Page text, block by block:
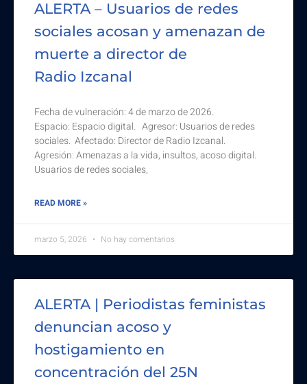
ALERTA – Usuarios de redes
sociales acosan y amenazan de
muerte a director de
Radio Izcanal
Fecha de vulneración: 4 de marzo de 2026.
Espacio: Espacio digital. Agresor: Usuarios de redes
sociales. Afectado: Director de Radio Izcanal.
Agresión: Amenazas a la vida, insultos, acoso digital.
Usuarios de redes sociales,
READ MORE »
marzo 5, 2026 No hay comentarios
ALERTA | Periodistas feministas
denuncian acoso y
hostigamiento en
concentración del 25N